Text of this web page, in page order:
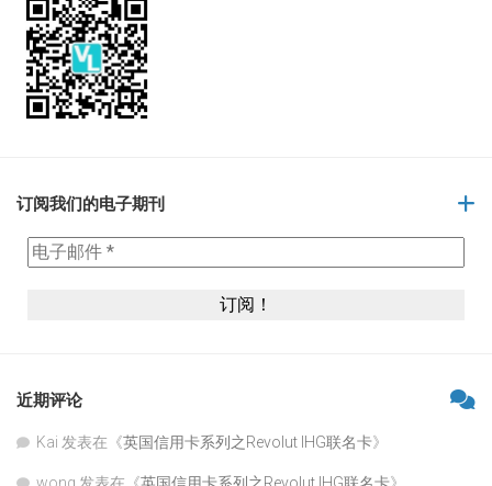
订阅我们的电子期刊
近期评论
Kai 发表在《英国信用卡系列之Revolut IHG联名卡》